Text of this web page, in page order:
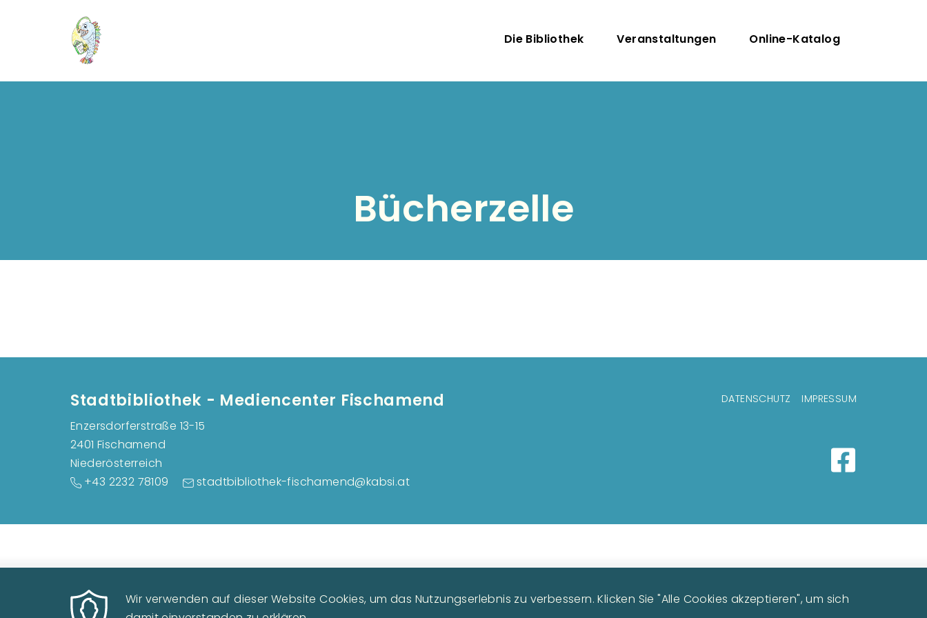
Hauptnavigation
Die Bibliothek Veranstaltungen Online-Katalog
Bücherzelle
Stadtbibliothek - Mediencenter Fischamend
Enzersdorferstraße 13-15
2401 Fischamend
Niederösterreich
+43 2232 78109
stadtbibliothek-fischamend@kabsi.at
DATENSCHUTZ IMPRESSUM
Image
Wir verwenden auf dieser Website Cookies, um das Nutzungserlebnis zu verbessern. Klicken Sie "Alle Cookies akzeptieren", um sich